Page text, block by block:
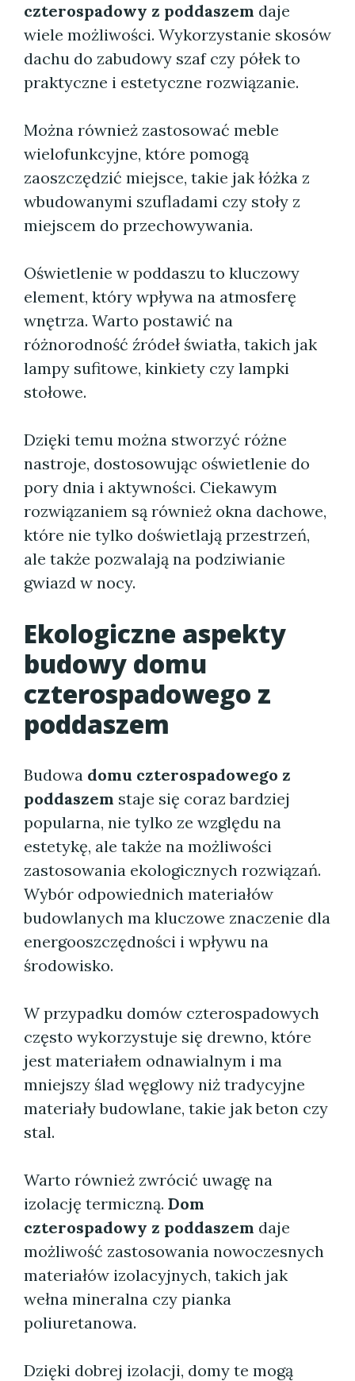
czterospadowy z poddaszem daje
wiele możliwości. Wykorzystanie skosów
dachu do zabudowy szaf czy półek to
praktyczne i estetyczne rozwiązanie.
Można również zastosować meble
wielofunkcyjne, które pomogą
zaoszczędzić miejsce, takie jak łóżka z
wbudowanymi szufladami czy stoły z
miejscem do przechowywania.
Oświetlenie w poddaszu to kluczowy
element, który wpływa na atmosferę
wnętrza. Warto postawić na
różnorodność źródeł światła, takich jak
lampy sufitowe, kinkiety czy lampki
stołowe.
Dzięki temu można stworzyć różne
nastroje, dostosowując oświetlenie do
pory dnia i aktywności. Ciekawym
rozwiązaniem są również okna dachowe,
które nie tylko doświetlają przestrzeń,
ale także pozwalają na podziwianie
gwiazd w nocy.
Ekologiczne aspekty
budowy domu
czterospadowego z
poddaszem
Budowa domu czterospadowego z
poddaszem staje się coraz bardziej
popularna, nie tylko ze względu na
estetykę, ale także na możliwości
zastosowania ekologicznych rozwiązań.
Wybór odpowiednich materiałów
budowlanych ma kluczowe znaczenie dla
energooszczędności i wpływu na
środowisko.
W przypadku domów czterospadowych
często wykorzystuje się drewno, które
jest materiałem odnawialnym i ma
mniejszy ślad węglowy niż tradycyjne
materiały budowlane, takie jak beton czy
stal.
Warto również zwrócić uwagę na
izolację termiczną. Dom
czterospadowy z poddaszem daje
możliwość zastosowania nowoczesnych
materiałów izolacyjnych, takich jak
wełna mineralna czy pianka
poliuretanowa.
Dzięki dobrej izolacji, domy te mogą